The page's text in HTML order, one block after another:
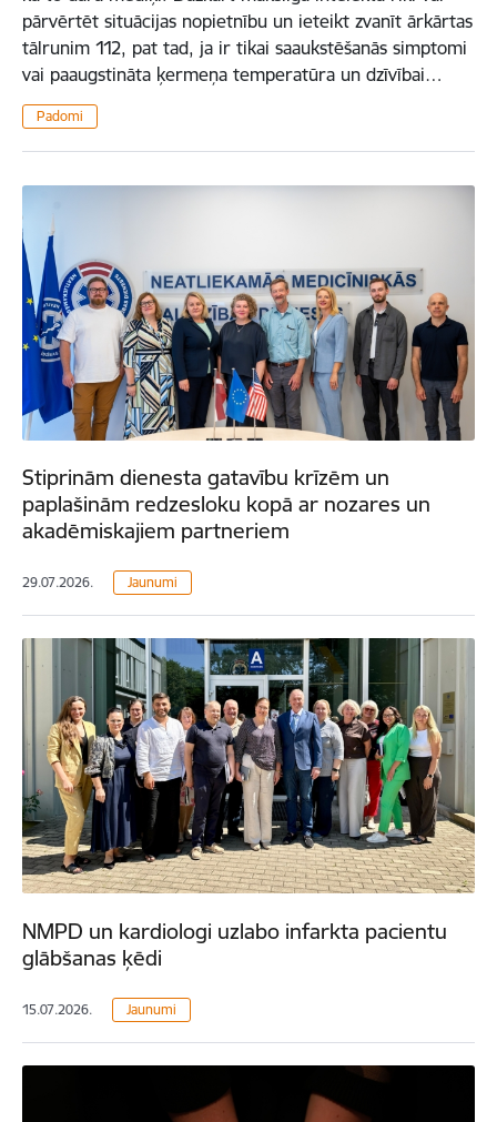
pārvērtēt situācijas nopietnību un ieteikt zvanīt ārkārtas
tālrunim 112, pat tad, ja ir tikai saaukstēšanās simptomi
vai paaugstināta ķermeņa temperatūra un dzīvībai…
Padomi
Stiprinām dienesta gatavību krīzēm un
paplašinām redzesloku kopā ar nozares un
akadēmiskajiem partneriem
29.07.2026. Jaunumi
NMPD un kardiologi uzlabo infarkta pacientu
glābšanas ķēdi
15.07.2026. Jaunumi